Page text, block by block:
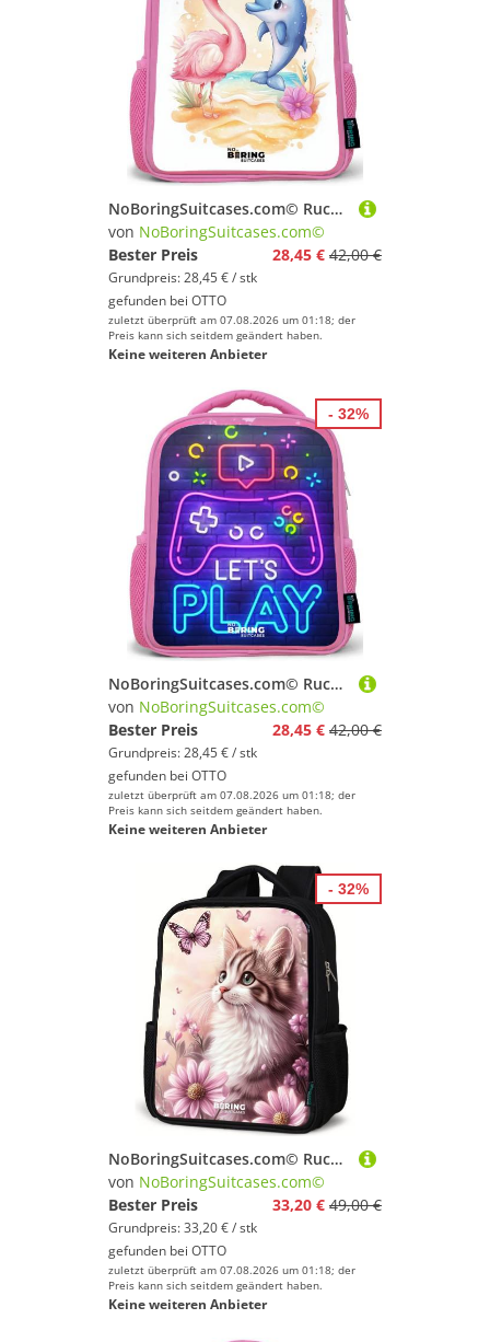
NoBoringSuitcases.com© Rucksack Rosa - Rosa Flamingo und blauer Delfin am Strand, Kinderrucksack, Schulrucksack, Freizeitrucksack, Mädchen, Kindergarten
von NoBoringSuitcases.com©
Bester Preis
28,45 € 42,00 €
Grundpreis: 28,45 € / stk
gefunden bei OTTO
zuletzt überprüft am 07.08.2026 um 01:18; der
Preis kann sich seitdem geändert haben.
Keine weiteren Anbieter
NoBoringSuitcases.com© Rucksack Rosa - Neon-Controller vor einer Backsteinmauer, Kinderrucksack, Schulrucksack, Freizeitrucksack, Mädchen, Kindergarten
von NoBoringSuitcases.com©
Bester Preis
28,45 € 42,00 €
Grundpreis: 28,45 € / stk
gefunden bei OTTO
zuletzt überprüft am 07.08.2026 um 01:18; der
Preis kann sich seitdem geändert haben.
Keine weiteren Anbieter
- 32%
NoBoringSuitcases.com© Rucksack Katze - Lila - Schmetterlinge - Blumen, Kinderrucksack Schwarz, Schulrucksack, Freizeitrucksack Jungen Mädchen
von NoBoringSuitcases.com©
Bester Preis
33,20 € 49,00 €
Grundpreis: 33,20 € / stk
gefunden bei OTTO
zuletzt überprüft am 07.08.2026 um 01:18; der
Preis kann sich seitdem geändert haben.
Keine weiteren Anbieter
- 32%